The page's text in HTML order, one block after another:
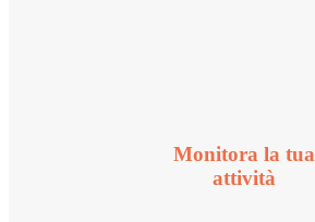
Monitora la tua
attività